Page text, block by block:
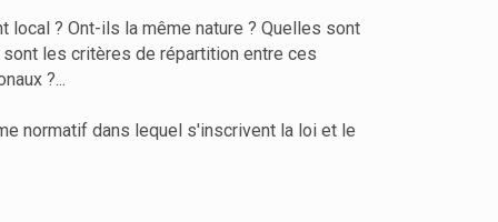
local ? Ont-ils la même nature ? Quelles sont
les critères de répartition entre ces
?...
normatif dans lequel s'inscrivent la loi et le